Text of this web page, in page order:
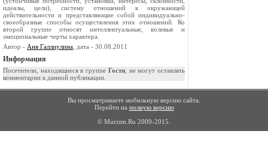
идеалы, цели), систему отношений к окружающей
действительности и представляющие собой индивидуально-
своеобразные способы осуществления этих отношений. Ко
второй группе относят интеллектуальные, волевые и
эмоциональные черты характера.
Автор - Аня Галлиулина , дата - 30.08.2011
Информация
Посетители, находящиеся в группе Гости, не могут оставлять
комментарии к данной публикации.
Вы просматриваете мобильную версию сайта.
Перейти на полную версию
© Murzim.Ru 2009-2015.